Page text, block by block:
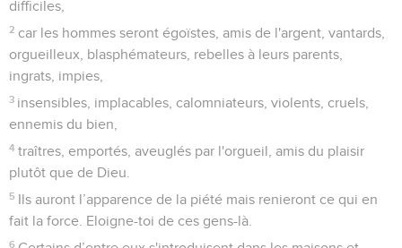
difficiles,
2 car les hommes seront égoïstes, amis de l'argent, vantards,
orgueilleux, blasphémateurs, rebelles à leurs parents,
ingrats, impies,
3 insensibles, implacables, calomniateurs, violents, cruels,
ennemis du bien,
4 traîtres, emportés, aveuglés par l'orgueil, amis du plaisir
plutôt que de Dieu.
5 Ils auront l’apparence de la piété mais renieront ce qui en
fait la force. Eloigne-toi de ces gens-là.
6